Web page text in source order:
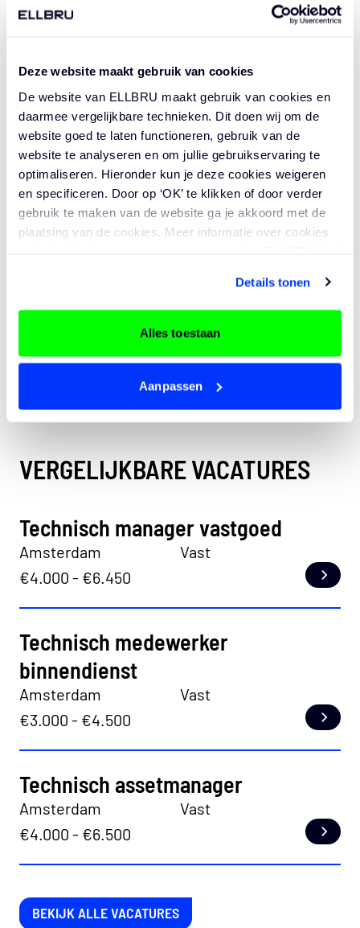
Deze website maakt gebruik van cookies
De website van ELLBRU maakt gebruik van cookies en
daarmee vergelijkbare technieken. Dit doen wij om de
website goed te laten functioneren, gebruik van de
website te analyseren en om jullie gebruikservaring te
optimaliseren. Hieronder kun je deze cookies weigeren
en specificeren. Door op ‘OK’ te klikken of door verder
gebruik te maken van de website ga je akkoord met de
plaatsing van de cookies. Meer informatie over cookies
Details tonen
Alles toestaan
Aanpassen
MEER WETEN?
NEEM CONTACT OP MET
KEVIN BUTSELAAR
TEAMLEAD | VASTGOED & ARCHITECTUUR
088 222 18 05
MEER VACATURES CHECKEN?
VERGELIJKBARE VACATURES
Technisch manager vastgoed
Amsterdam
Vast
€4.000 - €6.450
Technisch medewerker
binnendienst
Amsterdam
Vast
€3.000 - €4.500
Technisch assetmanager
Amsterdam
Vast
€4.000 - €6.500
BEKIJK ALLE VACATURES